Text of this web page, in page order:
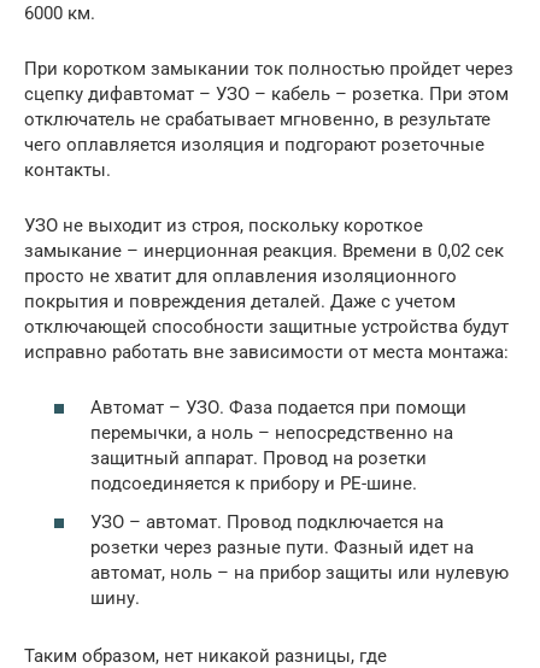
6000 км.
При коротком замыкании ток полностью пройдет через
сцепку дифавтомат – УЗО – кабель – розетка. При этом
отключатель не срабатывает мгновенно, в результате
чего оплавляется изоляция и подгорают розеточные
контакты.
УЗО не выходит из строя, поскольку короткое
замыкание – инерционная реакция. Времени в 0,02 сек
просто не хватит для оплавления изоляционного
покрытия и повреждения деталей. Даже с учетом
отключающей способности защитные устройства будут
исправно работать вне зависимости от места монтажа:
Автомат – УЗО. Фаза подается при помощи
перемычки, а ноль – непосредственно на
защитный аппарат. Провод на розетки
подсоединяется к прибору и РЕ-шине.
УЗО – автомат. Провод подключается на
розетки через разные пути. Фазный идет на
автомат, ноль – на прибор защиты или нулевую
шину.
Таким образом, нет никакой разницы, где